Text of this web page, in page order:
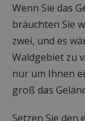
Wenn Sie das
bräuchten Sie
zwei, und es
Waldgebiet zu
nur um Ihnen
groß das
Setzen Sie